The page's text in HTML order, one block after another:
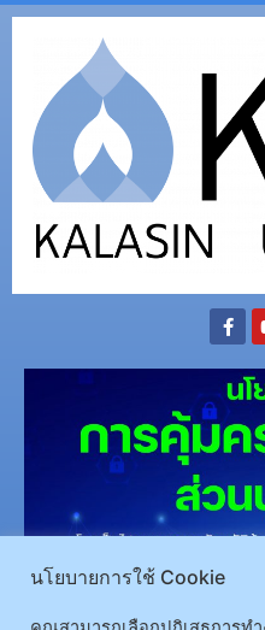
(อ.นามน)13 หมู่ 14 ต.สงเปลือย อ.นามน จ.
นโยบายการใช้ Cookie